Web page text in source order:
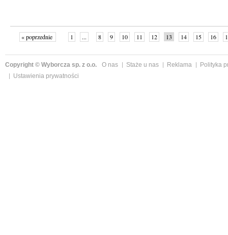
« poprzednie 1 ... 8 9 10 11 12 13 14 15 16
Copyright © Wyborcza sp. z o.o. O nas Staże u nas Reklama
Polityka
Ustawienia prywatności